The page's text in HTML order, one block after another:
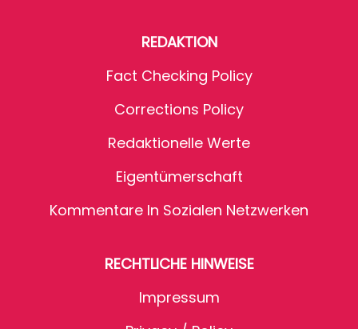
REDAKTION
Fact Checking Policy
Corrections Policy
Redaktionelle Werte
Eigentümerschaft
Kommentare In Sozialen Netzwerken
RECHTLICHE HINWEISE
Impressum